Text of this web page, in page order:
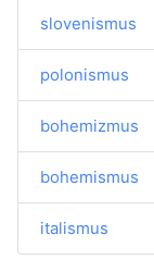
slovenismus
polonismus
bohemizmus
bohemismus
italismus